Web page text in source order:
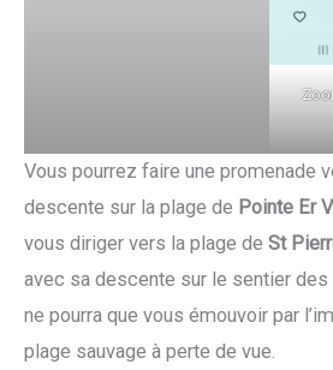
Vous pourrez faire une promenade
descente sur la plage de Pointe Er
vous diriger vers la plage de St
avec sa descente sur le sentier des
ne pourra que vous émouvoir par
plage sauvage à perte de vue.